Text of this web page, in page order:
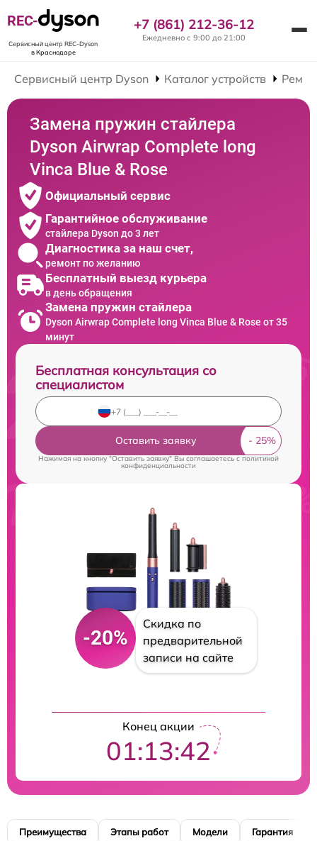
REC-
Сервисный центр REC-Dyson
в Краснодаре
+7 (861) 212-36-12
Ежедневно с 9:00 до 21:00
Сервисный центр Dyson Каталог устройств
Замена пружин стайлера
Dyson Airwrap Complete long
Vinca Blue & Rose
Официальный сервис
Гарантийное обслуживание
стайлера Dyson до 3 лет
Диагностика за наш счет,
ремонт по желанию
Бесплатный выезд курьера
в день обращения
Замена пружин стайлера
Dyson Airwrap Complete long Vinca Blue & Rose от 35
минут
Бесплатная консультация со
специалистом
Оставить заявку
Нажимая на кнопку "Оставить заявку" Вы соглашаетесь cполитикой
конфиденциальности
-20%
Скидка по
предварительной
записи на сайте
Конец акции
01:13:41
Преимущества Этапы работ Модели Гарантия